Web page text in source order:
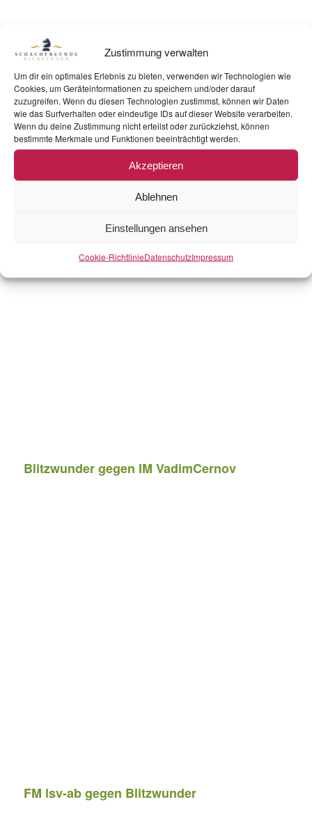
Zustimmung verwalten
Um dir ein optimales Erlebnis zu bieten, verwenden wir Technologien wie
Cookies, um Geräteinformationen zu speichern und/oder darauf
zuzugreifen. Wenn du diesen Technologien zustimmst, können wir Daten
wie das Surfverhalten oder eindeutige IDs auf dieser Website verarbeiten.
Wenn du deine Zustimmung nicht erteilst oder zurückziehst, können
bestimmte Merkmale und Funktionen beeinträchtigt werden.
Akzeptieren
Ablehnen
Einstellungen ansehen
Cookie-RichtlinieDatenschutzImpressum
FM lsv-ab gegen Checkmate123201
Blitzwunder gegen IM VadimCernov
FM lsv-ab gegen Blitzwunder